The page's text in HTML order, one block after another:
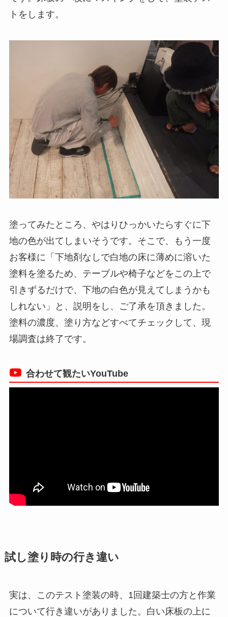
トをします。
塗ってみたところ、やはりひっかいたらすぐに下
地の色が出てしまいそうです。そこで、もう一度
お客様に「下地剤なしで白地の床に薄めに溶いた
塗料を塗るため、テーブルや椅子などをこの上で
引きずるだけで、下地の白色が見えてしまうかも
しれない」と、説明をし、ご了承を頂きました。
塗料の濃度、塗り方などすべてチェックして、現
場調査は終了です。
合わせて観たいYouTube
試し塗り時の行き違い
実は、このテスト塗装の時、1回建築士の方と作業
について行き違いがありました。白い床板の上に